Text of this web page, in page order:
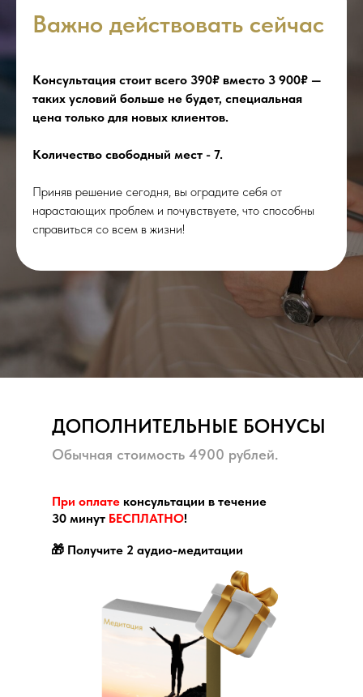
Важно действовать сейчас
Консультация стоит всего 390₽ вместо 3 900₽ —
таких условий больше не будет, специальная
цена только для новых клиентов.
Количество свободный мест - 7.
Приняв решение сегодня, вы оградите себя от
нарастающих проблем и почувствуете, что способны
справиться со всем в жизни!
ДОПОЛНИТЕЛЬНЫЕ БОНУСЫ
Обычная стоимость 4900 рублей.
При оплате консультации в течение
30 минут БЕСПЛАТНО!
🎁 Получите 2 аудио-медитации